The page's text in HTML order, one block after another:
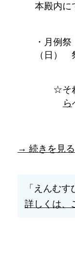
本殿内に
月例
（日）
そ
ら
→ 続きを見る
「えんむ
詳しくは、